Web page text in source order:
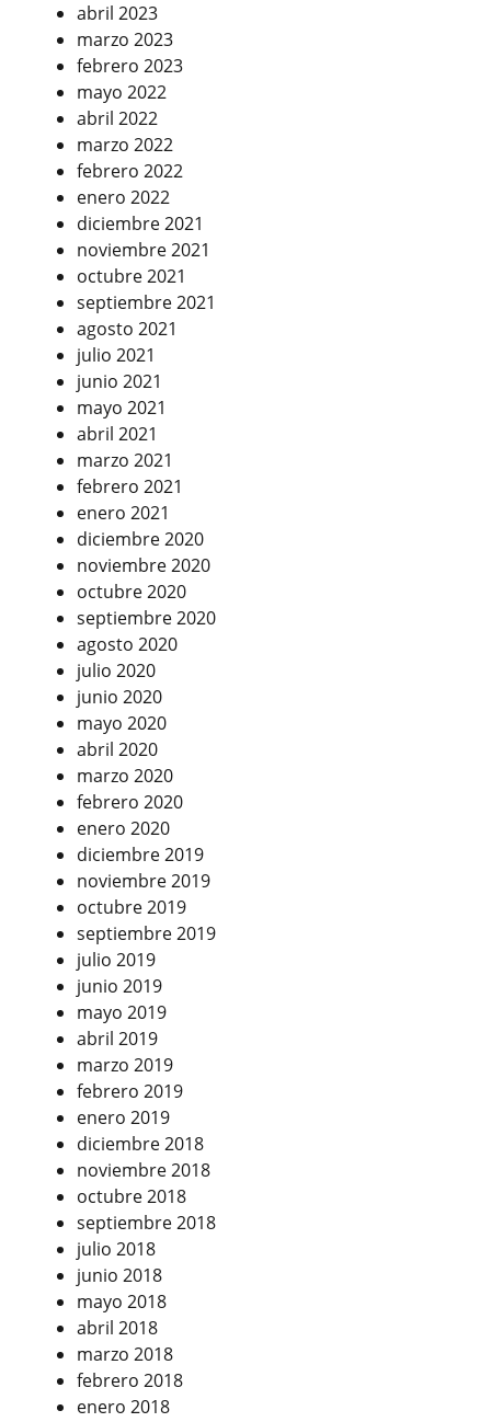
abril 2023
marzo 2023
febrero 2023
mayo 2022
abril 2022
marzo 2022
febrero 2022
enero 2022
diciembre 2021
noviembre 2021
octubre 2021
septiembre 2021
agosto 2021
julio 2021
junio 2021
mayo 2021
abril 2021
marzo 2021
febrero 2021
enero 2021
diciembre 2020
noviembre 2020
octubre 2020
septiembre 2020
agosto 2020
julio 2020
junio 2020
mayo 2020
abril 2020
marzo 2020
febrero 2020
enero 2020
diciembre 2019
noviembre 2019
octubre 2019
septiembre 2019
julio 2019
junio 2019
mayo 2019
abril 2019
marzo 2019
febrero 2019
enero 2019
diciembre 2018
noviembre 2018
octubre 2018
septiembre 2018
julio 2018
junio 2018
mayo 2018
abril 2018
marzo 2018
febrero 2018
enero 2018